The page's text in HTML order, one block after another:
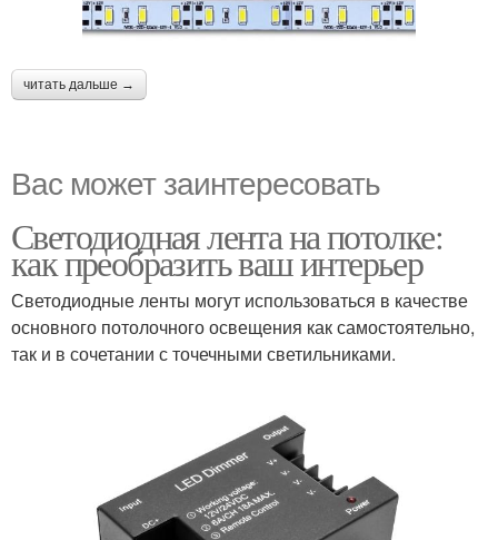
читать дальше →
Вас может заинтересовать
Светодиодная лента на потолке:
как преобразить ваш интерьер
Светодиодные ленты могут использоваться в качестве
основного потолочного освещения как самостоятельно,
так и в сочетании с точечными светильниками.